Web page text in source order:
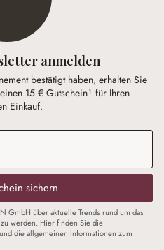
anmelden
bestätigt haben, erhalten Sie
15 € Gutschein¹ für Ihren
Einkauf.
sichern
GmbH über aktuelle Trends rund um das
werden. Hier finden Sie die
die allgemeinen Informationen zum